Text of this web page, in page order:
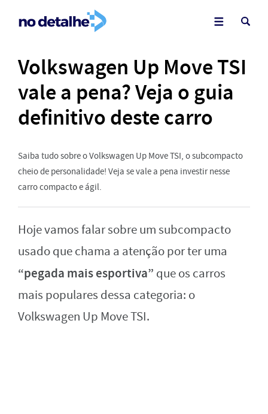
Volkswagen Up Move TSI
vale a pena? Veja o guia
definitivo deste carro
Saiba tudo sobre o Volkswagen Up Move TSI, o subcompacto
cheio de personalidade! Veja se vale a pena investir nesse
carro compacto e ágil.
Hoje vamos falar sobre um subcompacto
usado que chama a atenção por ter uma
“pegada mais esportiva” que os carros
mais populares dessa categoria: o
Volkswagen Up Move TSI.